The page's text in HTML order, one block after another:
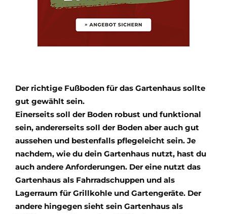
Der richtige Fußboden für das Gartenhaus sollte
gut gewählt sein.
Einerseits soll der Boden robust und funktional
sein, andererseits soll der Boden aber auch gut
aussehen und bestenfalls pflegeleicht sein. Je
nachdem, wie du dein Gartenhaus nutzt, hast du
auch andere Anforderungen. Der eine nutzt das
Gartenhaus als Fahrradschuppen und als
Lagerraum für Grillkohle und Gartengeräte. Der
andere hingegen sieht sein Gartenhaus als